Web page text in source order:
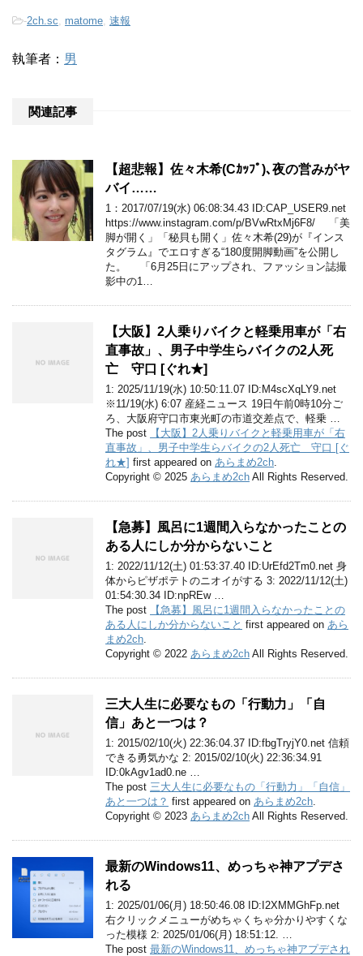
-2ch.sc matome 速報
執筆者： 男
関連記事
【超悲報】佐々木希(Cｶｯﾌﾟ)､夜の営みがヤ
バイ……
1：2017/07/19(水) 06:08:34.43 ID:CAP_USER9.net
https://www.instagram.com/p/BVwRtxMj6F8/ 「美
脚が開く」「秘貝も開く」佐々木希(29)が『インス
タグラム』でエロすぎる“180度開脚動画”を公開し
た。 「6月25日にアップされ、ファッション誌撮
影中の1…
【大阪】2人乗りバイクと軽乗用車が「右
直事故」、男子中学生らバイクの2人死
亡 守口 [ぐれ★]
1: 2025/11/19(水) 10:50:11.07 ID:M4scXqLY9.net
※11/19(水) 6:07 産経ニュース 19日午前0時10分ご
ろ、大阪府守口市東光町の市道交差点で、軽乗 …
The post
【大阪】2人乗りバイクと軽乗用車が「右
直事故」、男子中学生らバイクの2人死亡 守口 [ぐ
れ★] first appeared on あらまめ2ch
Copyright © 2025 あらまめ2ch All Rights Reserved.
【急募】風呂に1週間入らなかったことの
ある人にしか分からないこと
1: 2022/11/12(土) 01:53:37.40 ID:UrEfd2Tm0.net 身
体からピザポテトのニオイがする 3: 2022/11/12(土)
01:54:30.34 ID:npREw …
The post
【急募】風呂に1週間入らなかったことの
ある人にしか分からないこと first appeared on あら
まめ2ch
Copyright © 2022 あらまめ2ch All Rights Reserved.
三大人生に必要なもの「行動力」「自
信」あと一つは？
1: 2015/02/10(火) 22:36:04.37 ID:fbgTryjY0.net 信頼
できる勇気かな 2: 2015/02/10(火) 22:36:34.91
ID:0kAgv1ad0.ne …
The post 三大人生に必要なもの「行動力」「自信」
あと一つは？ first appeared on あらまめ2ch
Copyright © 2023 あらまめ2ch All Rights Reserved.
最新のWindows11、めっちゃ神アプデさ
れる
1: 2025/01/06(月) 18:50:46.08 ID:I2XMMGhFp.net
右クリックメニューがめちゃくちゃ分かりやすくな
った模様 2: 2025/01/06(月) 18:51:12. …
The post 最新のWindows11、めっちゃ神アプデされ